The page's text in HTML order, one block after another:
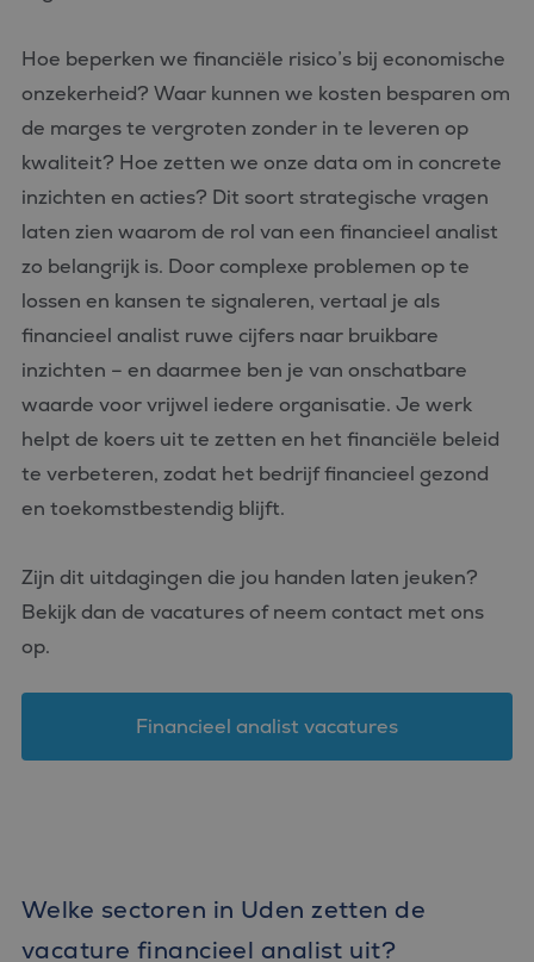
Hoe beperken we financiële risico’s bij economische
onzekerheid? Waar kunnen we kosten besparen om
de marges te vergroten zonder in te leveren op
kwaliteit? Hoe zetten we onze data om in concrete
inzichten en acties? Dit soort strategische vragen
laten zien waarom de rol van een financieel analist
zo belangrijk is. Door complexe problemen op te
lossen en kansen te signaleren, vertaal je als
financieel analist ruwe cijfers naar bruikbare
inzichten – en daarmee ben je van onschatbare
waarde voor vrijwel iedere organisatie. Je werk
helpt de koers uit te zetten en het financiële beleid
te verbeteren, zodat het bedrijf financieel gezond
en toekomstbestendig blijft.
Zijn dit uitdagingen die jou handen laten jeuken?
Bekijk dan de vacatures of neem contact met ons
op.
Financieel analist vacatures
Welke sectoren in Uden zetten de
vacature financieel analist uit?